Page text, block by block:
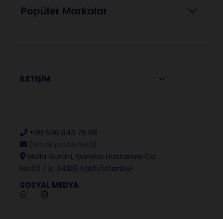
Popüler Markalar
İLETİŞİM
+90 536 643 78 98
Molla Gürani, Gureba Hastanesi Cd
No:65 / B, 34200 Fatih/İstanbul
SOSYAL MEDYA